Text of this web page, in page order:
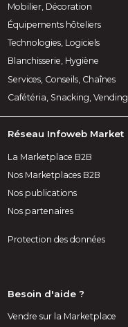
Mobilier, Décoration
Équipements hôteliers
Technologies, Logiciels
Blanchisserie, Hygiène
Services, Conseils, Chaînes
Cafétéria, Snacking, Vending
Réseau Infoweb Market
La Marketplace B2B
Nos Marketplaces B2B
Nos publications
Nos partenaires
Protection des données
Besoin d'aide ?
Vendre sur la Marketplace